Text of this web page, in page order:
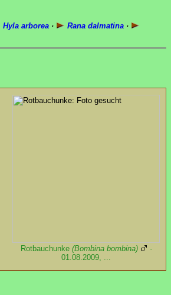
Hyla arborea· Rana dalmatina·
Rotbauchunke (Bombina bombina)
·
01.08.2009, ...